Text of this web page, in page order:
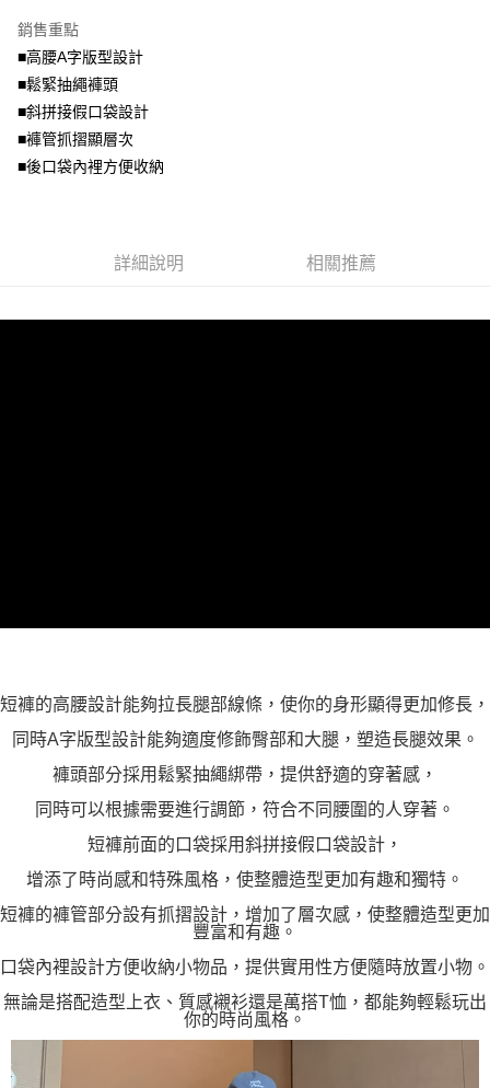
由本公司與您本人進行分期帳單所需資料之確認、核對及更正。
3.完整用戶服務條款，請詳閱以下連結：
是否繳費成功／繳費後需取消欲退款等相關疑問，請聯繫「AFTEE先享後付
客戶支援中心」
【注意事項】
易，需依本服務之必要範圍內提供個人資料，並將交易相關給付款項請求債
權轉讓予恩沛科技股份有限公司。
２．關於個人資料處理事宜，請瀏覽以下網址：
https://aftee.tw/terms/#terms3
４．使用「AFTEE先享後付」時，將依據個別帳號之用戶狀況，依本公司即
時審查核予不同之上限額度；若仍有額度不足之情形，本公司將視審查結果
每筆NT$70，滿NT$699(含以上)免運費
宅配
銷售重點
■高腰A字版型設計
■鬆緊抽繩褲頭
■斜拼接假口袋設計
■褲管抓摺顯層次
■後口袋內裡方便收納
詳細說明 相關推薦
短褲的高腰設計能夠拉長腿部線條，使你的身形顯得更加修長，
同時A字版型設計能夠適度修飾臀部和大腿，塑造長腿效果。
褲頭部分採用鬆緊抽繩綁帶，提供舒適的穿著感，
同時可以根據需要進行調節，符合不同腰圍的人穿著。
短褲前面的口袋採用斜拼接假口袋設計，
增添了時尚感和特殊風格，使整體造型更加有趣和獨特。
短褲的褲管部分設有抓摺設計，增加了層次感，使整體造型更加
豐富和有趣。
口袋內裡設計方便收納小物品，提供實用性方便隨時放置小物。
無論是搭配造型上衣、質感襯衫還是萬搭T恤，都能夠輕鬆玩出
你的時尚風格。